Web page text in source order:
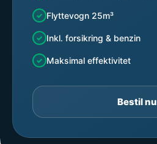
Flyttevogn 25m³
Inkl. forsikring & benzin
Maksimal effektivitet
Bestil nu